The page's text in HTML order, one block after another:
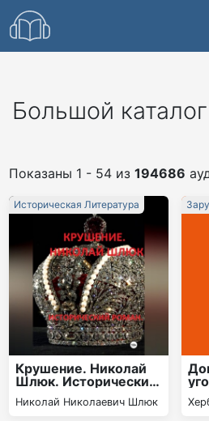
Большой
Показаны 1 - 54 из 194686
Крушение. Николай
Шлюк. Исторический
роман
Николай Николаевич Шлюк
Историческая Литература